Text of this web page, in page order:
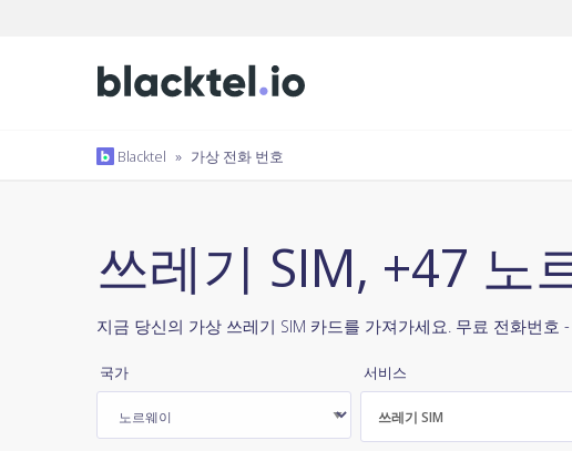
Blacktel » 가상 전화 번호
쓰레기 SIM, +47 노
지금 당신의 가상 쓰레기 SIM 카드를 가져가세요. 무료 전화번호 -
국가 서비스
쓰레기 SIM